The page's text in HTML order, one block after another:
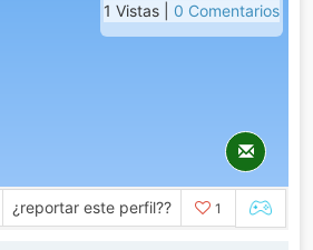
1 Vistas | 0 Comentarios
¿reportar este perfil?? 1